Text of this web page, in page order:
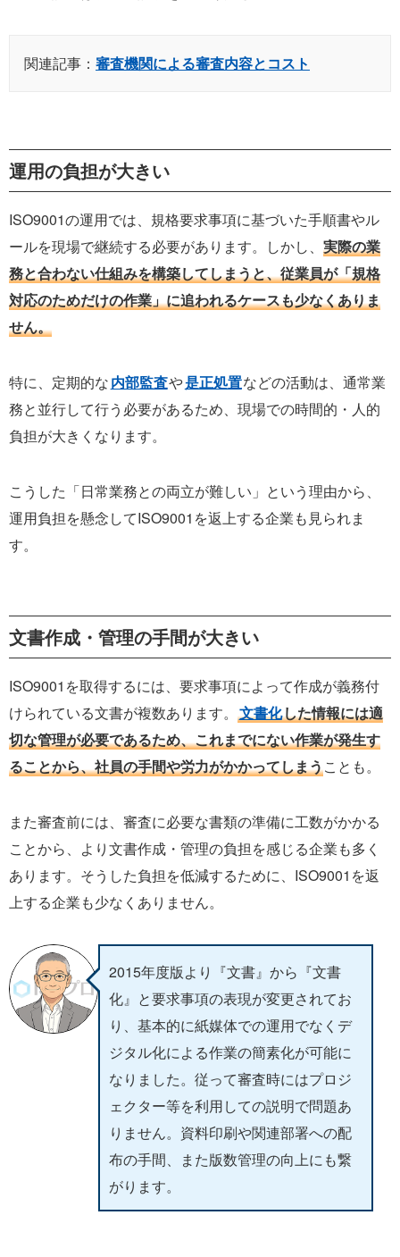
関連記事： 審査機関による審査内容とコスト
運用の負担が大きい
ISO9001の運用では、規格要求事項に基づいた手順書やル
ールを現場で継続する必要があります。しかし、 実際の業
務と合わない仕組みを構築してしまうと、従業員が「規格
対応のためだけの作業」に追われるケースも少なくありま
せん。
特に、定期的な内部監査や是正処置などの活動は、通常業
務と並行して行う必要があるため、現場での時間的・人的
負担が大きくなります。
こうした「日常業務との両立が難しい」という理由から、
運用負担を懸念してISO9001を返上する企業も見られま
す。
文書作成・管理の手間が大きい
ISO9001を取得するには、要求事項によって作成が義務付
けられている文書が複数あります。 文書化した情報には適
切な管理が必要であるため、これまでにない作業が発生す
ることから、社員の手間や労力がかかってしまうことも。
また審査前には、審査に必要な書類の準備に工数がかかる
ことから、より文書作成・管理の負担を感じる企業も多く
あります。そうした負担を低減するために、ISO9001を返
上する企業も少なくありません。
2015年度版より『文書』から『文書
化』と要求事項の表現が変更されてお
り、基本的に紙媒体での運用でなくデ
ジタル化による作業の簡素化が可能に
なりました。従って審査時にはプロジ
ェクター等を利用しての説明で問題あ
りません。資料印刷や関連部署への配
布の手間、また版数管理の向上にも繋
がります。